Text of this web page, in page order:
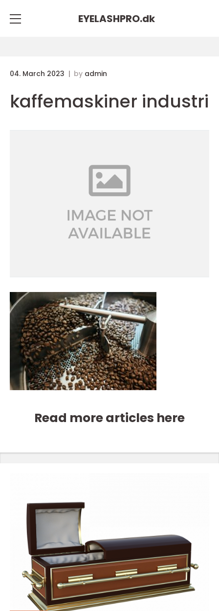
EYELASHPRO.dk
04. March 2023 by admin
kaffemaskiner industri
Read more articles here